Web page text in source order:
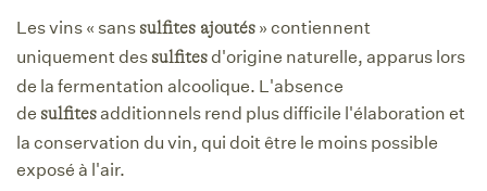
Les vins « sans sulfites ajoutés » contiennent
uniquement des sulfites d'origine naturelle, apparus lors
de la fermentation alcoolique. L'absence
de sulfitesadditionnels rend plus difficile l'élaboration et
la conservation du vin, qui doit être le moins possible
exposé à l'air.